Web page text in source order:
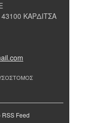
ΚΑΡΔΙΤΣΑ
Feed